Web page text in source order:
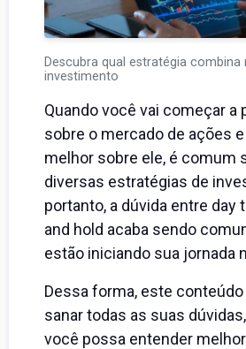
Descubra qual estratégia
investimento
Quando você vai começar a
sobre o mercado de ações
melhor sobre ele, é comum
diversas estratégias de
portanto, a dúvida entre day
and hold acaba sendo
estão iniciando sua jornada
Dessa forma, este
sanar todas as suas
você possa entender